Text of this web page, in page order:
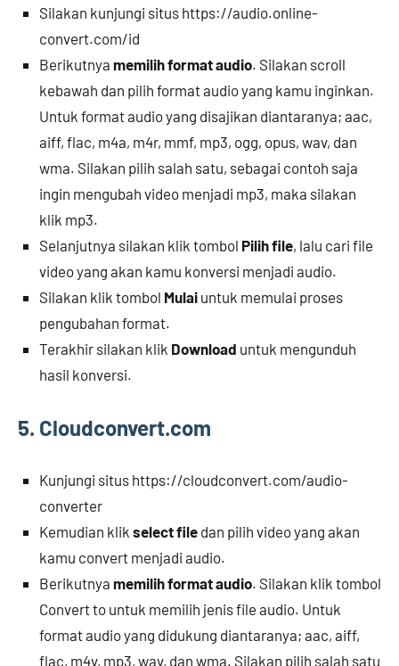
Silakan kunjungi situs https://audio.online-
convert.com/id
Berikutnya memilih format audio. Silakan scroll
kebawah dan pilih format audio yang kamu inginkan.
Untuk format audio yang disajikan diantaranya; aac,
aiff, flac, m4a, m4r, mmf, mp3, ogg, opus, wav, dan
wma. Silakan pilih salah satu, sebagai contoh saja
ingin mengubah video menjadi mp3, maka silakan
klik mp3.
Selanjutnya silakan klik tombol Pilih file, lalu cari file
video yang akan kamu konversi menjadi audio.
Silakan klik tombol Mulai untuk memulai proses
pengubahan format.
Terakhir silakan klik Download untuk mengunduh
hasil konversi.
5. Cloudconvert.com
Kunjungi situs https://cloudconvert.com/audio-
converter
Kemudian klik select file dan pilih video yang akan
kamu convert menjadi audio.
Berikutnya memilih format audio. Silakan klik tombol
Convert to untuk memilih jenis file audio. Untuk
format audio yang didukung diantaranya; aac, aiff,
flac, m4v, mp3, wav, dan wma. Silakan pilih salah satu